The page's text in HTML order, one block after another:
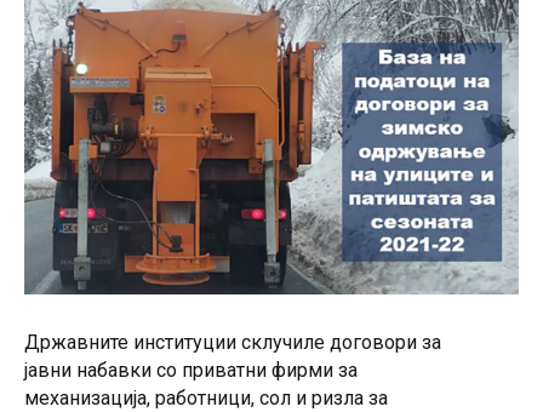
Државните институции склучиле договори за
јавни набавки со приватни фирми за
механизација, работници, сол и ризла за